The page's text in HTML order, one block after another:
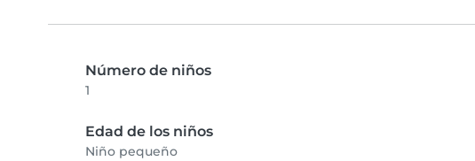
Número de niños
1
Edad de los niños
Niño pequeño